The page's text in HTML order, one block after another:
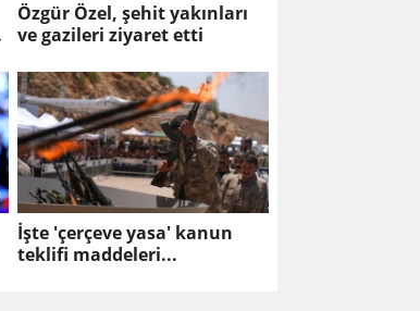
Özgür Özel, şehit yakınları
ve gazileri ziyaret etti
İşte 'çerçeve yasa' kanun
teklifi maddeleri...